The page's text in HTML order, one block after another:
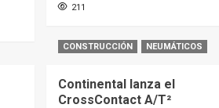
211
CONSTRUCCIÓN NEUMÁTICOS
Continental lanza el
CrossContact A/T²